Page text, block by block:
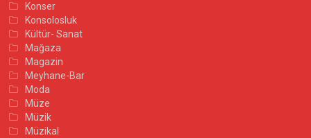
Konser
Konsolosluk
Kültür- Sanat
Mağaza
Magazin
Meyhane-Bar
Moda
Müze
Müzik
Müzikal